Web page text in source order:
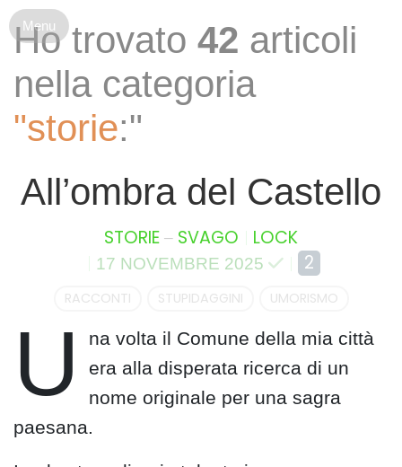
Ho trovato 42 articoli
nella categoria
"storie:"
All’ombra del Castello
STORIE– SVAGO LOCK
17 NOVEMBRE 2025 2
RACCONTI STUPIDAGGINI UMORISMO
U
na volta il Comune della mia città
era alla disperata ricerca di un
nome originale per una sagra
paesana.